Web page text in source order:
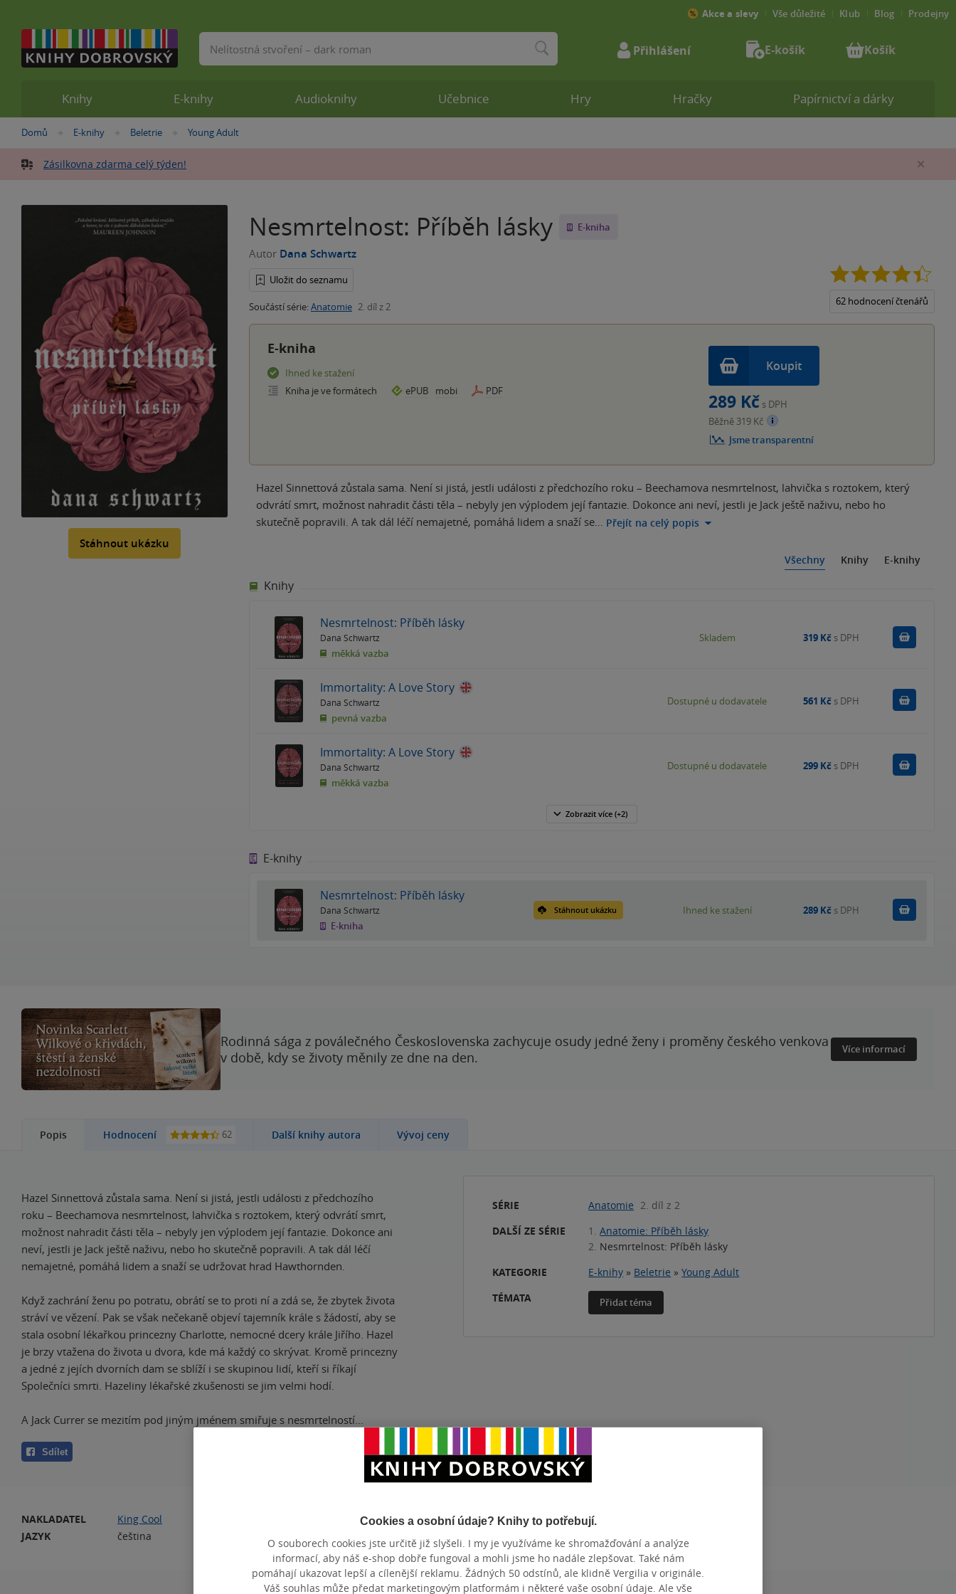
Nacházíte
zde:
Domů »
E-knihy »
Beletrie »
Young Adult
Zásilkovna zdarma celý týden!
Stáhnout ukázku
Nesmrtelnost: Příběh lásky E-kniha
Autor Dana Schwartz
Uložit do seznamu
Součástí série:Anatomie 2. díl z 2 62 hodnocení čtenářů
E-kniha
Ihned ke stažení
Kniha je ve formátech
ePUB mobi PDF
Koupit
289 Kč s DPH
Běžně 319 Kč
Jsme transparentní
Hazel Sinnettová zůstala sama. Není si jistá, jestli události z předchozího roku – Beechamova nesmrtelnost, lahvička s roztokem, který
odvrátí smrt, možnost nahradit části těla – nebyly jen výplodem její fantazie. Dokonce ani neví, jestli je Jack ještě naživu, nebo ho
skutečně popravili. A tak dál léčí nemajetné, pomáhá lidem a snaží se… Přejít na celý popis
Všechny Knihy E-knihy
Knihy
Nesmrtelnost: Příběh lásky
Dana Schwartz
měkká vazba
Skladem 319 Kč s DPH
Immortality: A Love Story
Dana Schwartz
pevná vazba
Dostupné u dodavatele 561 Kč s DPH
Immortality: A Love Story
Dana Schwartz
měkká vazba
Dostupné u dodavatele 299 Kč s DPH
Zobrazit více (+2)
E-knihy
Nesmrtelnost: Příběh lásky
Dana Schwartz
E-kniha
Stáhnout ukázku Ihned ke stažení 289 Kč s DPH Koupit
Rodinná sága z poválečného Československa zachycuje osudy jedné ženy i proměny českého venkova
v době, kdy se životy měnily ze dne na den.
Více informací
Popis Hodnocení 62 Další knihy autora Vývoj ceny
Hazel Sinnettová zůstala sama. Není si jistá, jestli události z předchozího
roku – Beechamova nesmrtelnost, lahvička s roztokem, který odvrátí smrt,
možnost nahradit části těla – nebyly jen výplodem její fantazie. Dokonce ani
neví, jestli je Jack ještě naživu, nebo ho skutečně popravili. A tak dál léčí
nemajetné, pomáhá lidem a snaží se udržovat hrad Hawthornden.
Když zachrání ženu po potratu, obrátí se to proti ní a zdá se, že zbytek života
stráví ve vězení. Pak se však nečekaně objeví tajemník krále s žádostí, aby se
stala osobní lékařkou princezny Charlotte, nemocné dcery krále Jiřího. Hazel
je brzy vtažena do života u dvora, kde má každý co skrývat. Kromě princezny
a jedné z jejích dvorních dam se sblíží i se skupinou lidí, kteří si říkají
Společníci smrti. Hazeliny lékařské zkušenosti se jim velmi hodí.
A Jack Currer se mezitím pod jiným jménem smiřuje s nesmrtelností…
Sdílet
SÉRIE Anatomie 2. díl z 2
DALŠÍ ZE SÉRIE
1. Anatomie: Příběh lásky
2. Nesmrtelnost: Příběh lásky
KATEGORIE
E-knihy » Beletrie »Young Adult
TÉMATA
Přidat téma
NAKLADATEL
King Cool
JAZYK
čeština
POČET STRAN 368 DATUM VYDÁNÍ
Knihy E-knihy Audioknihy Učebnice Hry Hračky Papírnictví a dárky
Akce a slevy Vše důležité Klub Blog Prodejny
Vyhledávání Přihlášení E-košík Košík
Cookies a osobní údaje? Knihy to potřebují.
O souborech cookies jste určitě již slyšeli. I my je využíváme ke shromažďování a analýze
informací, aby náš e-shop dobře fungoval a mohli jsme ho nadále zlepšovat. Také nám
pomáhají ukazovat lepší a cílenější reklamu. Žádných 50 odstínů, ale klidně Vergilia v originále.
Váš souhlas může předat marketingovým platformám i některé vaše osobní údaje. Ale vše